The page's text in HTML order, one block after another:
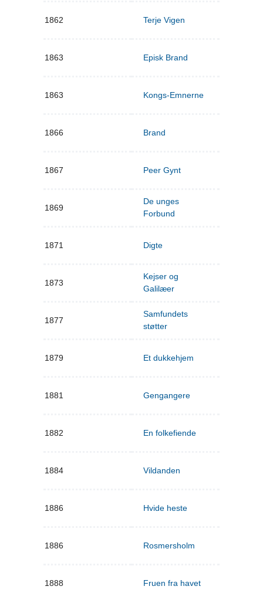
1862 Terje Vigen
1863 Episk Brand
1863 Kongs-Emnerne
1866 Brand
1867 Peer Gynt
1869
De unges
Forbund
1871 Digte
1873
Kejser og
Galilæer
1877
Samfundets
støtter
1879 Et dukkehjem
1881 Gengangere
1882 En folkefiende
1884 Vildanden
1886 Hvide heste
1886 Rosmersholm
1888 Fruen fra havet